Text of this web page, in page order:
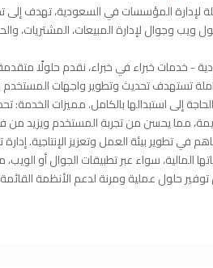
لإدارة المؤسسات في السعودية، تهدف إلى
ويب وجوال لإدارة المبيعات، المشتريات،
- خدمات خبراء في خبراء، نقدم حلولًا
تستهدف تحديث وتطوير واجهات المستخدم
مما يحسن من تجربة المستخدم ويزيد
في تطوير بيئة العمل وتعزيز الإنتاجية.
حلول عملية ومرنة لدعم الأنظمة